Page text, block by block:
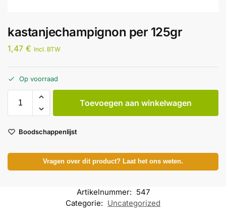
kastanjechampignon per 125gr
1,47 € Incl. BTW
Op voorraad
Toevoegen aan winkelwagen
Boodschappenlijst
Vragen over dit product? Laat het ons weten.
Artikelnummer: 547
Categorie: Uncategorized